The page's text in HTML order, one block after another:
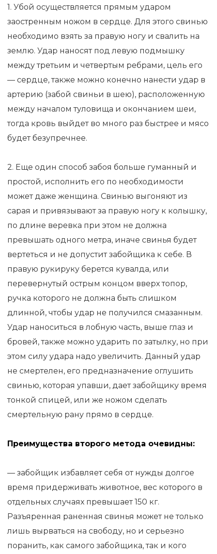
1. Убой осуществляется прямым ударом
заостренным ножом в сердце. Для этого свинью
необходимо взять за правую ногу и свалить на
землю. Удар наносят под левую подмышку
между третьим и четвертым ребрами, цель его
— сердце, также можно конечно нанести удар в
артерию (забой свиньи в шею), расположенную
между началом туловища и окончанием шеи,
тогда кровь выйдет во много раз быстрее и мясо
будет безупречнее.
2. Еще один способ забоя больше гуманный и
простой, исполнить его по необходимости
может даже женщина. Свинью выгоняют из
сарая и привязывают за правую ногу к колышку,
по длине веревка при этом не должна
превышать одного метра, иначе свинья будет
вертеться и не допустит забойщика к себе. В
правую рукируку берется кувалда, или
перевернутый острым концом вверх топор,
ручка которого не должна быть слишком
длинной, чтобы удар не получился смазанным.
Удар наноситься в лобную часть, выше глаз и
бровей, также можно ударить по затылку, но при
этом силу удара надо увеличить. Данный удар
не смертелен, его предназначение оглушить
свинью, которая упавши, дает забойщику время
тонкой спицей, или же ножом сделать
смертельную рану прямо в сердце.
Преимущества второго метода очевидны:
— забойщик избавляет себя от нужды долгое
время придерживать животное, вес которого в
отдельных случаях превышает 150 кг.
Разъяренная раненная свинья может не только
лишь вырваться на свободу, но и серьезно
поранить, как самого забойщика, так и кого